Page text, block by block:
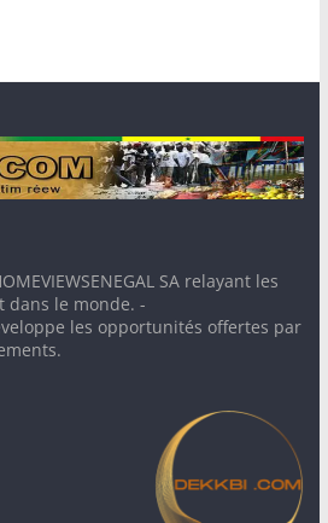
SA relayant les
dans le monde. -
les opportunités offertes par